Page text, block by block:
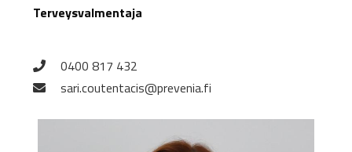
Terveysvalmentaja
0400 817 432
sari.coutentacis@prevenia.fi